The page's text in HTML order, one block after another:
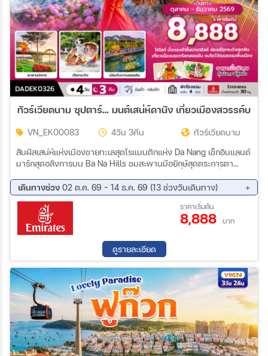
ทัวร์เวียดนาม ซุปตาร์… มนต์เสน่ห์ดานัง เที่ยวเมืองสวรรค์บา
VN_EK00083 4วัน 3คืน
ทัวร์เวียดนาม
สัมผัสเสน่ห์แห่งเมืองชายทะเลสุดโรแมนติกแห่ง Da Nang เช็กอินแลนด์
มาร์กสุดอลังการบน Ba Na Hills ชมสะพานมือยักษ์สุดตระการตา
ไฟลท์บินค่ำ–กลับดึก เก็บครบทุกไฮไลต์แบบไม่พลาดทุกช่วงเวลา
เดินทางช่วง 02 ต.ค. 69 - 14 ธ.ค. 69 (13 ช่วงวันเดินทาง)
02 ต.ค. 69 - 05 ต.ค. 69
09 ต.ค. 69 - 12 ต.ค. 69
11 ต.ค. 69 - 14 ต.ค. 69
16 ต.ค. 69 - 19 ต.ค. 69
23 ต.ค. 69 - 26 ต.ค. 69
30 ต.ค. 69 - 02 พ.ย. 69
13 พ.ย. 69 - 16 พ.ย. 69
27 พ.ย. 69 - 30 พ.ย. 69
04 ธ.ค. 69 - 07 ธ.ค. 69
06 ธ.ค. 69 - 09 ธ.ค. 69
11 ธ.ค. 69 - 14 ธ.ค. 69
ราคาเริ่มต้น
8,888 บาท
ดูรายละเอียด